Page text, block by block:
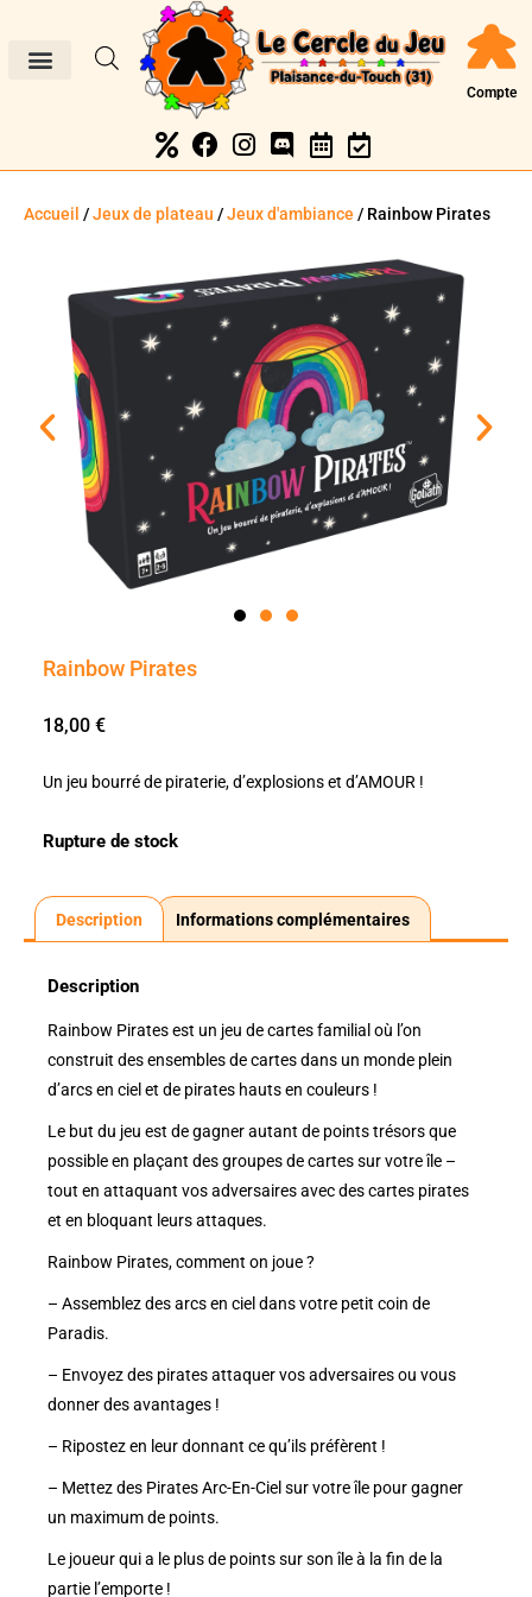
Compte
Accueil /Jeux de plateau /Jeux d'ambiance / Rainbow Pirates
Rainbow Pirates
18,00 €
Un jeu bourré de piraterie, d’explosions et d’AMOUR !
Rupture de stock
Description Informations complémentaires
Description
Rainbow Pirates est un jeu de cartes familial où l’on
construit des ensembles de cartes dans un monde plein
d’arcs en ciel et de pirates hauts en couleurs !
Le but du jeu est de gagner autant de points trésors que
possible en plaçant des groupes de cartes sur votre île –
tout en attaquant vos adversaires avec des cartes pirates
et en bloquant leurs attaques.
Rainbow Pirates, comment on joue ?
– Assemblez des arcs en ciel dans votre petit coin de
Paradis.
– Envoyez des pirates attaquer vos adversaires ou vous
donner des avantages !
– Ripostez en leur donnant ce qu’ils préfèrent !
– Mettez des Pirates Arc-En-Ciel sur votre île pour gagner
un maximum de points.
Le joueur qui a le plus de points sur son île à la fin de la
partie l’emporte !